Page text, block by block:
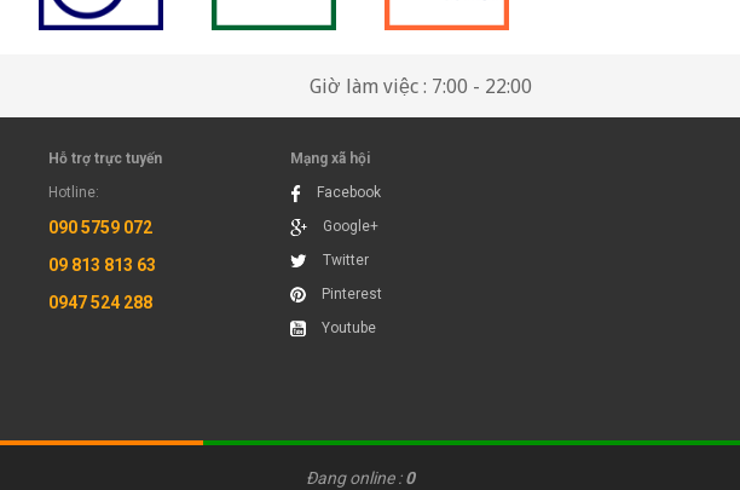
Giờ làm việc : 7:00 - 22:00
Hỗ trợ trực tuyến
Hotline:
090 5759 072
09 813 813 63
0947 524 288
Mạng xã hội
Facebook
Google+
Twitter
Pinterest
Youtube
Đang online :0